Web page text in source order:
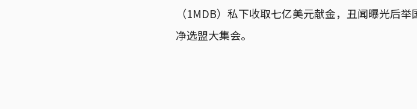
（1MDB）私下收取七亿美元献金，丑闻曝光后
净选盟大集会。